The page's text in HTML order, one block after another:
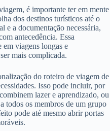
é importante ter em mente
dos destinos turísticos até o
e a documentação necessária,
antecedência. Essa
viagens longas e
mais complicada.
do roteiro de viagem de
Isso pode incluir, por
lazer e aprendizado, ou
todos os membros de um grupo
pode até mesmo abrir portas